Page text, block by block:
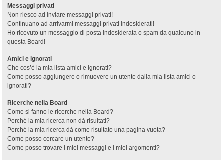
Messaggi privati
Non riesco ad inviare messaggi privati!
Continuano ad arrivarmi messaggi privati indesiderati!
Ho ricevuto un messaggio di posta indesiderata o spam da qualcuno in
questa Board!
Amici e ignorati
Che cos’è la mia lista amici e ignorati?
Come posso aggiungere o rimuovere un utente dalla mia lista amici o
ignorati?
Ricerche nella Board
Come si fanno le ricerche nella Board?
Perché la mia ricerca non dà risultati?
Perché la mia ricerca dà come risultato una pagina vuota?
Come posso cercare un utente?
Come posso trovare i miei messaggi e i miei argomenti?